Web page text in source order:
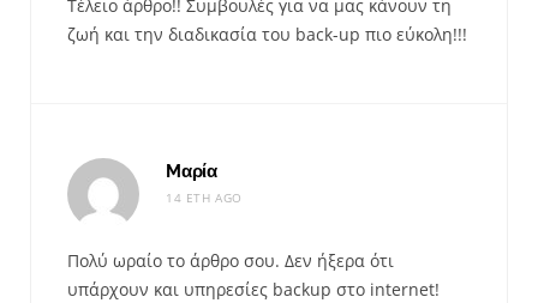
Τέλειο άρθρο!! Συμβουλές για να μας κάνουν τη
ζωή και την διαδικασία του back-up πιο εύκολη!!!
Mαρία
14 ΈΤΗ AGO
Πολύ ωραίο το άρθρο σου. Δεν ήξερα ότι
υπάρχουν και υπηρεσίες backup στο internet!